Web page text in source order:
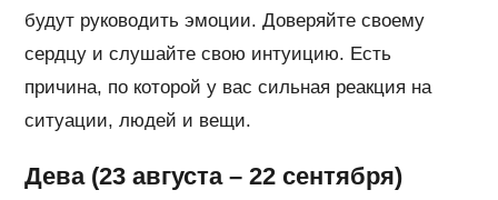
будут руководить эмоции. Доверяйте своему
сердцу и слушайте свою интуицию. Есть
причина, по которой у вас сильная реакция на
ситуации, людей и вещи.
Дева (23 августа – 22 сентября)